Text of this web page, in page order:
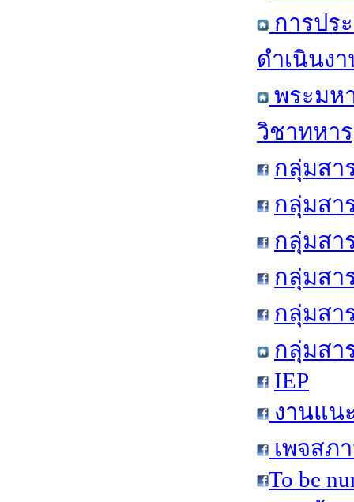
การปร
ดำเนินง
พระมห
วิชาทหา
กลุ่มสา
กลุ่มสา
กลุ่มสา
กลุ่มสา
กลุ่มสา
กลุ่มสา
IEP
งานแน
เพจสภ
To be